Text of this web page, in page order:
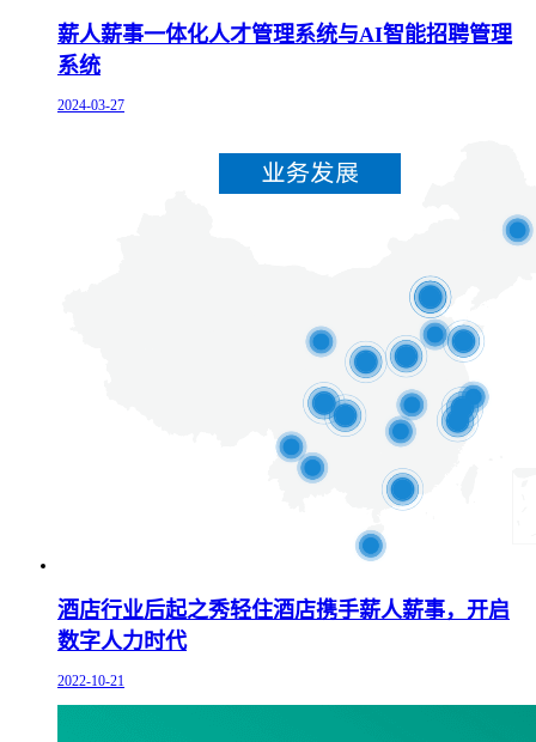
薪人薪事一体化人才管理系统与AI智能招聘管理
系统
2024-03-27
酒店行业后起之秀轻住酒店携手薪人薪事，开启
数字人力时代
2022-10-21